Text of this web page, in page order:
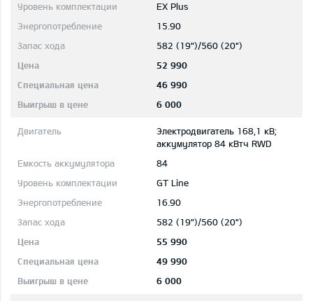
EX Plus
15.90
582 (19")/560 (20")
52 990
46 990
6 000
Электродвигатель 168,1 кВ;
aккумулятор 84 кВтч RWD
84
GT Line
16.90
582 (19")/560 (20")
55 990
49 990
6 000